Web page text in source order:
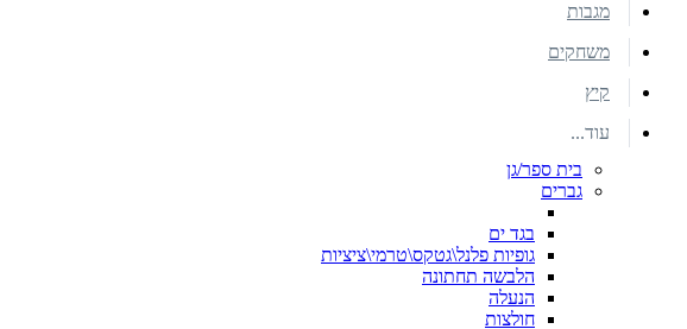
מגבות
משחקים
קיץ
עוד...
בית ספר/גן
גברים
בגד ים
גופיות פלנל\גטקס\טרמי\ציציות
הלבשה תחתונה
הנעלה
חולצות